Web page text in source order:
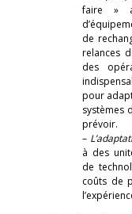
faire »
de
relances
des
pour
systèmes
prévoir.
–
à des
de
coûts de